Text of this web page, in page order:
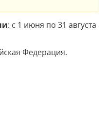
: с 1 июня по 31 августа
Федерация.